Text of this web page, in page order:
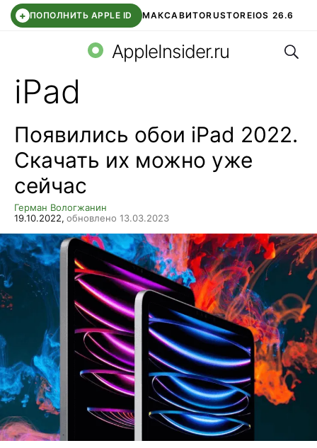
+ ПОПОЛНИТЬ APPLE ID МАКСАВИТОRUSTOREIOS 26.6
СБЕР КИДС ВТБ ОНЛАЙН ЧАТ В ROBLOX
AppleInsider.ru
iPad
Появились обои iPad 2022.
Скачать их можно уже
сейчас
Герман Вологжанин
19.10.2022, обновлено 13.03.2023